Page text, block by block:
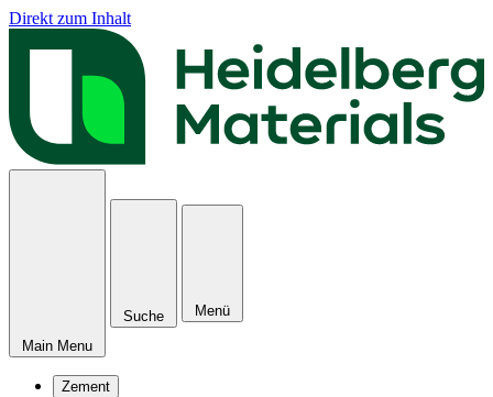
Direkt zum Inhalt
Main Menu
Suche Menü
Zement